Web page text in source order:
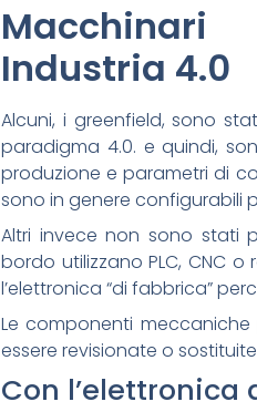
Industria 4.0
Alcuni, i greenfield, sono
paradigma 4.0. e quindi,
produzione e parametri di
sono in genere configurabili
Altri invece non sono stati
bordo utilizzano PLC, CNC
l’elettronica “di fabbrica”
Le componenti
essere revisionate o
Con